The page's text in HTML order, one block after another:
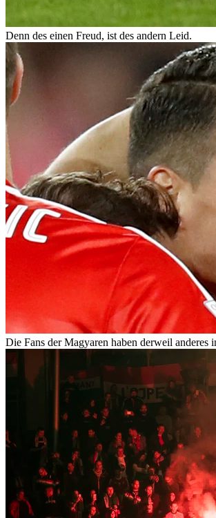
Denn des einen Freud, ist des andern Leid.
Die Fans der Magyaren haben derweil anderes